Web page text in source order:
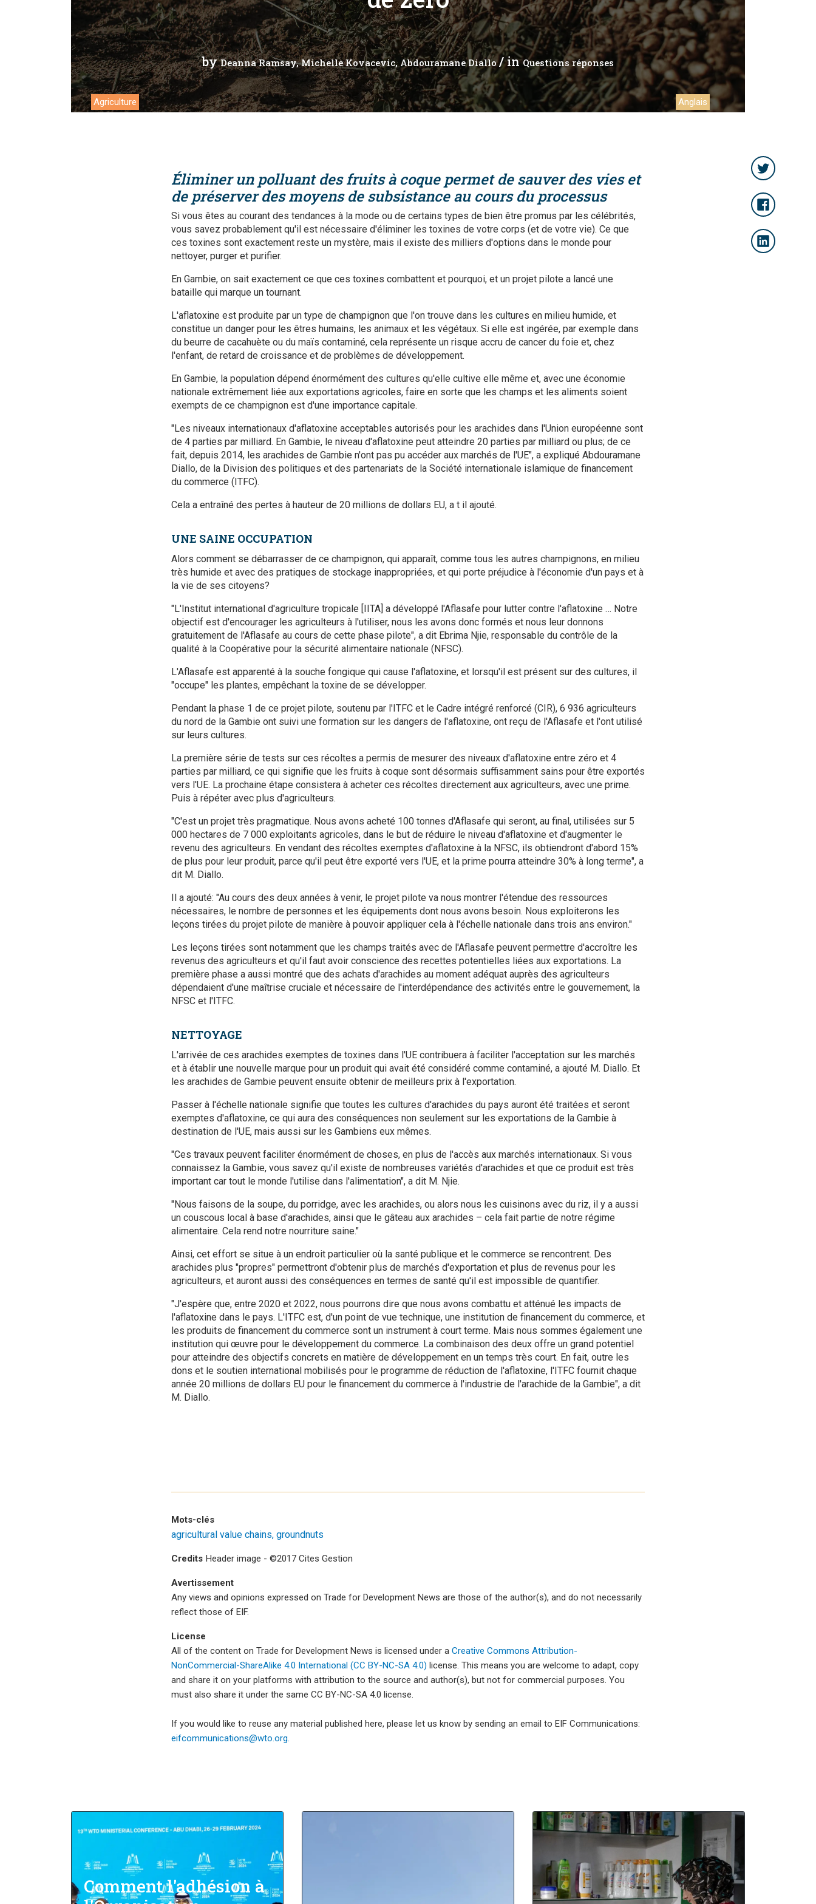
Travail analytique
byDeanna Ramsay Michelle Kovacevic Abdouramane Diallo / inQuestions réponses
Agriculture Anglais
Éliminer un polluant des fruits à coque permet de sauver des vies et
de préserver des moyens de subsistance au cours du processus
Si vous êtes au courant des tendances à la mode ou de certains types de bien être promus par les célébrités,
vous savez probablement qu'il est nécessaire d'éliminer les toxines de votre corps (et de votre vie). Ce que
ces toxines sont exactement reste un mystère, mais il existe des milliers d'options dans le monde pour
nettoyer, purger et purifier.
En Gambie, on sait exactement ce que ces toxines combattent et pourquoi, et un projet pilote a lancé une
bataille qui marque un tournant.
L'aflatoxine est produite par un type de champignon que l'on trouve dans les cultures en milieu humide, et
constitue un danger pour les êtres humains, les animaux et les végétaux. Si elle est ingérée, par exemple dans
du beurre de cacahuète ou du maïs contaminé, cela représente un risque accru de cancer du foie et, chez
l'enfant, de retard de croissance et de problèmes de développement.
En Gambie, la population dépend énormément des cultures qu'elle cultive elle même et, avec une économie
nationale extrêmement liée aux exportations agricoles, faire en sorte que les champs et les aliments soient
exempts de ce champignon est d'une importance capitale.
"Les niveaux internationaux d'aflatoxine acceptables autorisés pour les arachides dans l'Union européenne sont
de 4 parties par milliard. En Gambie, le niveau d'aflatoxine peut atteindre 20 parties par milliard ou plus; de ce
fait, depuis 2014, les arachides de Gambie n'ont pas pu accéder aux marchés de l'UE", a expliqué Abdouramane
Diallo, de la Division des politiques et des partenariats de la Société internationale islamique de financement
du commerce (ITFC).
Cela a entraîné des pertes à hauteur de 20 millions de dollars EU, a t il ajouté.
UNE SAINE OCCUPATION
Alors comment se débarrasser de ce champignon, qui apparaît, comme tous les autres champignons, en milieu
très humide et avec des pratiques de stockage inappropriées, et qui porte préjudice à l'économie d'un pays et à
la vie de ses citoyens?
"L'Institut international d'agriculture tropicale [IITA] a développé l'Aflasafe pour lutter contre l'aflatoxine … Notre
objectif est d'encourager les agriculteurs à l'utiliser, nous les avons donc formés et nous leur donnons
gratuitement de l'Aflasafe au cours de cette phase pilote", a dit Ebrima Njie, responsable du contrôle de la
qualité à la Coopérative pour la sécurité alimentaire nationale (NFSC).
L'Aflasafe est apparenté à la souche fongique qui cause l'aflatoxine, et lorsqu'il est présent sur des cultures, il
"occupe" les plantes, empêchant la toxine de se développer.
Pendant la phase 1 de ce projet pilote, soutenu par l'ITFC et le Cadre intégré renforcé (CIR), 6 936 agriculteurs
du nord de la Gambie ont suivi une formation sur les dangers de l'aflatoxine, ont reçu de l'Aflasafe et l'ont utilisé
sur leurs cultures.
La première série de tests sur ces récoltes a permis de mesurer des niveaux d'aflatoxine entre zéro et 4
parties par milliard, ce qui signifie que les fruits à coque sont désormais suffisamment sains pour être exportés
vers l'UE. La prochaine étape consistera à acheter ces récoltes directement aux agriculteurs, avec une prime.
Puis à répéter avec plus d'agriculteurs.
"C'est un projet très pragmatique. Nous avons acheté 100 tonnes d'Aflasafe qui seront, au final, utilisées sur 5
000 hectares de 7 000 exploitants agricoles, dans le but de réduire le niveau d'aflatoxine et d'augmenter le
revenu des agriculteurs. En vendant des récoltes exemptes d'aflatoxine à la NFSC, ils obtiendront d'abord 15%
de plus pour leur produit, parce qu'il peut être exporté vers l'UE, et la prime pourra atteindre 30% à long terme", a
dit M. Diallo.
Il a ajouté: "Au cours des deux années à venir, le projet pilote va nous montrer l'étendue des ressources
nécessaires, le nombre de personnes et les équipements dont nous avons besoin. Nous exploiterons les
leçons tirées du projet pilote de manière à pouvoir appliquer cela à l'échelle nationale dans trois ans environ."
Les leçons tirées sont notamment que les champs traités avec de l'Aflasafe peuvent permettre d'accroître les
revenus des agriculteurs et qu'il faut avoir conscience des recettes potentielles liées aux exportations. La
première phase a aussi montré que des achats d'arachides au moment adéquat auprès des agriculteurs
dépendaient d'une maîtrise cruciale et nécessaire de l'interdépendance des activités entre le gouvernement, la
NFSC et l'ITFC.
NETTOYAGE
L'arrivée de ces arachides exemptes de toxines dans l'UE contribuera à faciliter l'acceptation sur les marchés
et à établir une nouvelle marque pour un produit qui avait été considéré comme contaminé, a ajouté M. Diallo. Et
les arachides de Gambie peuvent ensuite obtenir de meilleurs prix à l'exportation.
Passer à l'échelle nationale signifie que toutes les cultures d'arachides du pays auront été traitées et seront
exemptes d'aflatoxine, ce qui aura des conséquences non seulement sur les exportations de la Gambie à
destination de l'UE, mais aussi sur les Gambiens eux mêmes.
"Ces travaux peuvent faciliter énormément de choses, en plus de l'accès aux marchés internationaux. Si vous
connaissez la Gambie, vous savez qu'il existe de nombreuses variétés d'arachides et que ce produit est très
important car tout le monde l'utilise dans l'alimentation", a dit M. Njie.
"Nous faisons de la soupe, du porridge, avec les arachides, ou alors nous les cuisinons avec du riz, il y a aussi
un couscous local à base d'arachides, ainsi que le gâteau aux arachides – cela fait partie de notre régime
alimentaire. Cela rend notre nourriture saine."
Ainsi, cet effort se situe à un endroit particulier où la santé publique et le commerce se rencontrent. Des
arachides plus "propres" permettront d'obtenir plus de marchés d'exportation et plus de revenus pour les
agriculteurs, et auront aussi des conséquences en termes de santé qu'il est impossible de quantifier.
"J'espère que, entre 2020 et 2022, nous pourrons dire que nous avons combattu et atténué les impacts de
l'aflatoxine dans le pays. L'ITFC est, d'un point de vue technique, une institution de financement du commerce, et
les produits de financement du commerce sont un instrument à court terme. Mais nous sommes également une
institution qui œuvre pour le développement du commerce. La combinaison des deux offre un grand potentiel
pour atteindre des objectifs concrets en matière de développement en un temps très court. En fait, outre les
dons et le soutien international mobilisés pour le programme de réduction de l'aflatoxine, l'ITFC fournit chaque
année 20 millions de dollars EU pour le financement du commerce à l'industrie de l'arachide de la Gambie", a dit
M. Diallo.
Mots-clés
agricultural value chains groundnuts
Credits Header image - ©2017 Cites Gestion
Avertissement
Any views and opinions expressed on Trade for Development News are those of the author(s), and do not necessarily
reflect those of EIF.
License
All of the content on Trade for Development News is licensed under a Creative Commons Attribution-
NonCommercial-ShareAlike 4.0 International (CC BY-NC-SA 4.0) license. This means you are welcome to adapt, copy
and share it on your platforms with attribution to the source and author(s), but not for commercial purposes. You
must also share it under the same CC BY-NC-SA 4.0 license.
If you would like to reuse any material published here, please let us know by sending an email to EIF Communications:
eifcommunications@wto.org.
Comment l'adhésion à